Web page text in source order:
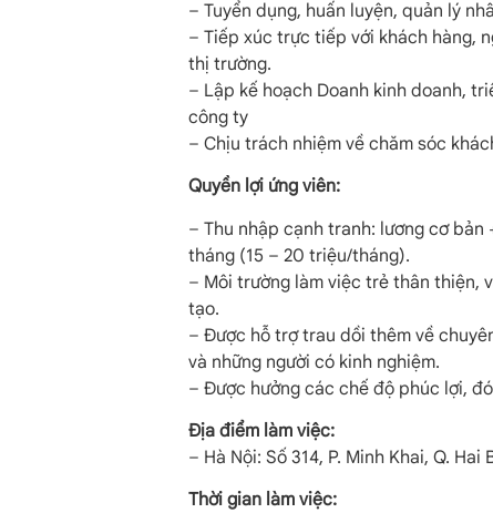
– Tuyển dụng, huấn luyện, quản lý
– Tiếp xúc trực tiếp với khách hàng,
thị trường.
– Lập kế hoạch Doanh kinh doanh,
công ty
– Chịu trách nhiệm về chăm sóc
Quyền lợi ứng viên:
– Thu nhập cạnh tranh: lương cơ
tháng (15 – 20 triệu/tháng).
– Môi trường làm việc trẻ thân thiện,
tạo.
– Được hỗ trợ trau dồi thêm về
và những người có kinh nghiệm.
– Được hưởng các chế độ phúc lợi,
Địa điểm làm việc:
– Hà Nội: Số 314, P. Minh Khai, Q. Hai
Thời gian làm việc: